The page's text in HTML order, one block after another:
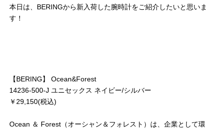
本日は、BERINGから新入荷した腕時計をご紹介したいと思いま
す！
【BERING】 Ocean&Forest
14236-500-J ユニセックス ネイビー/シルバー
￥29,150(税込)
Ocean ＆ Forest（オーシャン＆フォレスト）は、企業として環